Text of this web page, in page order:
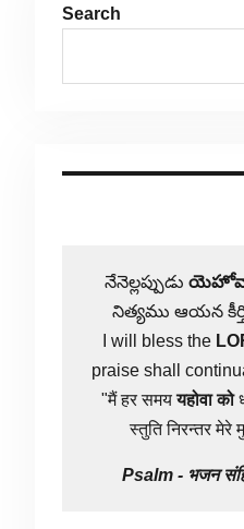
Search
నేనెల్లప్పుడు
నిత్యము ఆయన
I will bless the
praise shall
"मैं हर समययहोवा को
स्तुति निरन्तर मेरे
Psalm - भजन